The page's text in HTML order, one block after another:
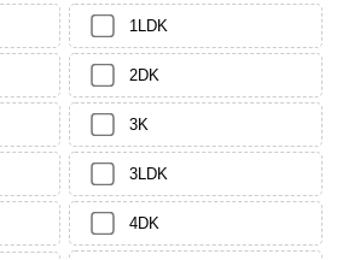
1LDK
2DK
3K
3LDK
4DK